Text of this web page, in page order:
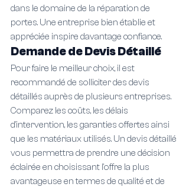
dans le domaine de la réparation de
portes. Une entreprise bien établie et
appréciée inspire davantage confiance.
Demande de Devis Détaillé
Pour faire le meilleur choix, il est
recommandé de solliciter des devis
détaillés auprès de plusieurs entreprises.
Comparez les coûts, les délais
d'intervention, les garanties offertes ainsi
que les matériaux utilisés. Un devis détaillé
vous permettra de prendre une décision
éclairée en choisissant l'offre la plus
avantageuse en termes de qualité et de